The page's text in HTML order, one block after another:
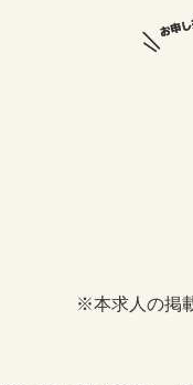
※本求人の掲